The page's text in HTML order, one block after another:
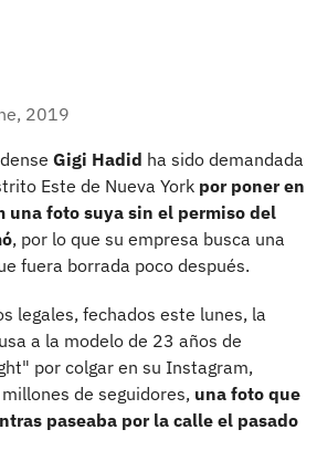
2019
Gigi Hadid ha sido demandada
Este de Nueva York por poner en
una foto suya sin el permiso del
, por lo que su empresa busca una
fuera borrada poco después.
legales, fechados este lunes, la
a la modelo de 23 años de
por colgar en su Instagram,
de seguidores, una foto que
paseaba por la calle el pasado